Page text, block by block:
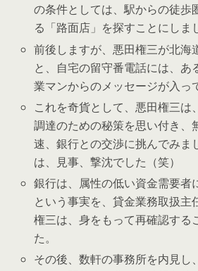
の条件としては、駅からの徒歩
る「路面店」を探すことにしま
前後しますが、悪田権三が北海
と、自宅の留守番電話には、あ
業マンからのメッセージが入っ
これを奇貨として、悪田権三は
調達のための秘策を思い付き、
速、銀行との交渉に挑んでみま
は、見事、撃沈でした（笑）
銀行は、属性の低い資金需要者
という事実を、貸金業務取扱主
権三は、身をもって再確認する
た。
その後、数軒の事務所を内見し